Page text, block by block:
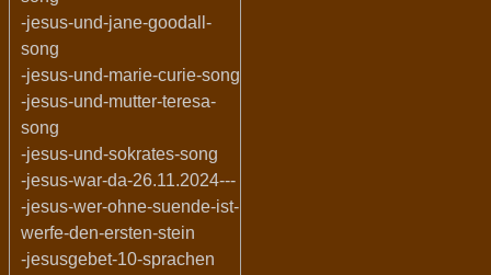
-jesus-und-jane-goodall-
song
-jesus-und-marie-curie-song
-jesus-und-mutter-teresa-
song
-jesus-und-sokrates-song
-jesus-war-da-26.11.2024---
-jesus-wer-ohne-suende-ist-
werfe-den-ersten-stein
-jesusgebet-10-sprachen